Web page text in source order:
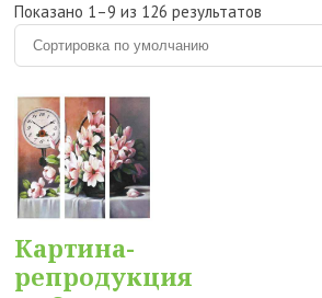
Показано 1–9 из 126 результатов
Картина-
репродукция